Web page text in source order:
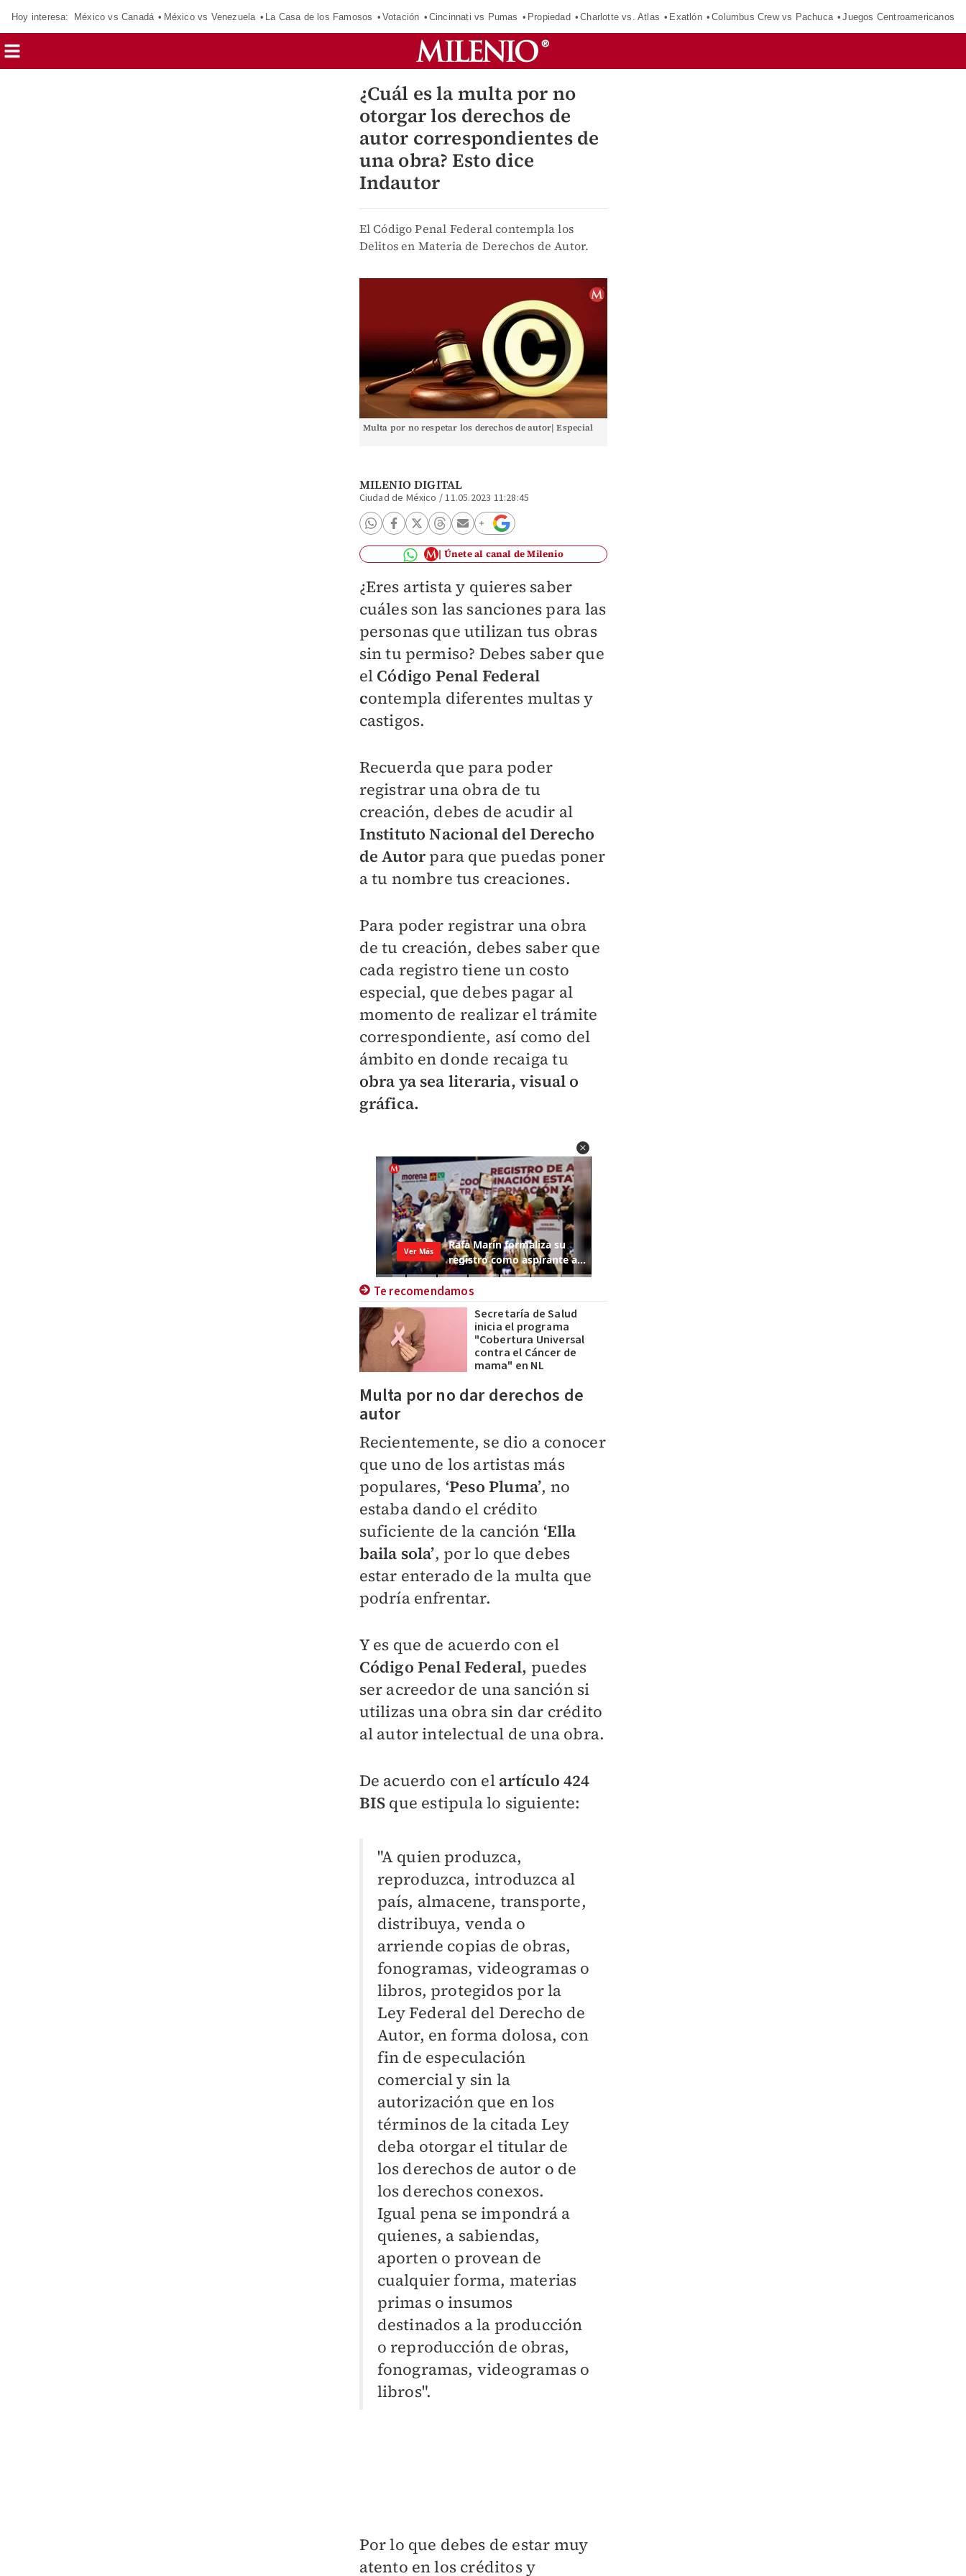
Hoy interesa: México vs Canadá México vs Venezuela La Casa de los Famosos Votación Cincinnati vs Pumas Propiedad Charlotte vs. Atlas Exatlón Columbus Crew vs Pachuca Juegos Centroamericanos
¿Cuál es la multa por no
otorgar los derechos de
autor correspondientes de
una obra? Esto dice
Indautor
El Código Penal Federal contempla los
Delitos en Materia de Derechos de Autor.
Multa por no respetar los derechos de autor| Especial
MILENIO DIGITAL
Ciudad de México /11.05.2023 11:28:45
Únete al canal de Milenio
¿Eres artista y quieres saber
cuáles son las sanciones para las
personas que utilizan tus obras
sin tu permiso? Debes saber que
el Código Penal Federal
contempla diferentes multas y
castigos.
Recuerda que para poder
registrar una obra de tu
creación, debes de acudir al
Instituto Nacional del Derecho
de Autorpara que puedas poner
a tu nombre tus creaciones.
Para poder registrar una obra
de tu creación, debes saber que
cada registro tiene un costo
especial, que debes pagar al
momento de realizar el trámite
correspondiente, así como del
ámbito en donde recaiga tu
obra ya sea literaria, visual o
gráfica.
Te recomendamos
Secretaría de Salud
inicia el programa
"Cobertura Universal
contra el Cáncer de
mama" en NL
Multa por no dar derechos de
autor
Recientemente, se dio a conocer
que uno de los artistas más
populares, ‘Peso Pluma’, no
estaba dando el crédito
suficiente de la canción ‘Ella
baila sola’, por lo que debes
estar enterado de la multa que
podría enfrentar.
Y es que de acuerdo con el
Código Penal Federal, puedes
ser acreedor de una sanción si
utilizas una obra sin dar crédito
al autor intelectual de una obra.
De acuerdo con elartículo 424
BIS que estipula lo siguiente:
"A quien produzca,
reproduzca, introduzca al
país, almacene, transporte,
distribuya, venda o
arriende copias de obras,
fonogramas, videogramas o
libros, protegidos por la
Ley Federal del Derecho de
Autor, en forma dolosa, con
fin de especulación
comercial y sin la
autorización que en los
términos de la citada Ley
deba otorgar el titular de
los derechos de autor o de
los derechos conexos.
Igual pena se impondrá a
quienes, a sabiendas,
aporten o provean de
cualquier forma, materias
primas o insumos
destinados a la producción
o reproducción de obras,
fonogramas, videogramas o
libros".
Por lo que debes de estar muy
atento en los créditos y